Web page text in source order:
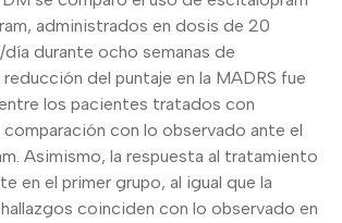
administrados en dosis de 20
durante ocho semanas de
del puntaje en la MADRS fue
los pacientes tratados con
con lo observado ante el
Asimismo, la respuesta al tratamiento
en el primer grupo, al igual que la
coinciden con lo observado en